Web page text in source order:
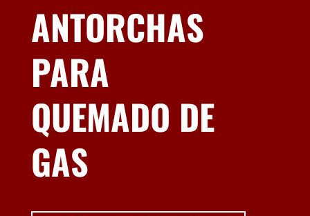
ANTORCHAS
PARA
QUEMADO DE
GAS